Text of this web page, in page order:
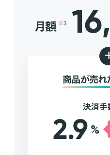
月額 ※3
商品が売れ
決済手
2.9 %